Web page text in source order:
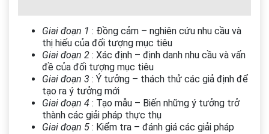
Giai đoạn 1 : Đồng cảm – nghiên cứu nhu cầu và
thị hiếu của đối tượng mục tiêu
Giai đoạn 2 : Xác định – định danh nhu cầu và vấn
đề của đối tượng mục tiêu
Giai đoạn 3 : Ý tưởng – thách thử các giả định để
tạo ra ý tưởng mới
Giai đoạn 4 : Tạo mẫu – Biến những ý tưởng trở
thành các giải pháp thực thụ
Giai đoạn 5 : Kiểm tra – đánh giá các giải pháp